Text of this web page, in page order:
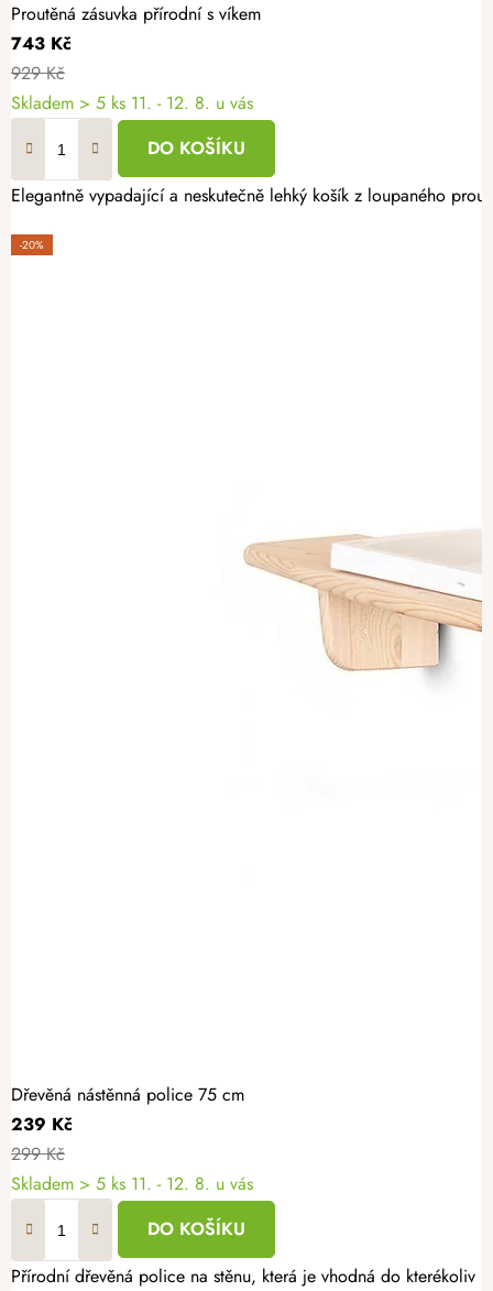
Proutěná zásuvka přírodní s víkem
743 Kč
929 Kč
Skladem > 5 ks 11. - 12. 8. u vás
DO KOŠÍKU
Elegantně vypadající a neskutečně lehký košík z loupaného
-20%
Dřevěná nástěnná police 75 cm
239 Kč
299 Kč
Skladem > 5 ks 11. - 12. 8. u vás
DO KOŠÍKU
Přírodní dřevěná police na stěnu, která je vhodná do kterékoliv